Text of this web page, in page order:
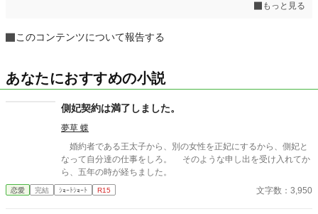
もっと見る
このコンテンツについて報告する
あなたにおすすめの小説
側妃契約は満了しました。
夢草 蝶
婚約者である王太子から、別の女性を正妃にするから、側妃と
なって自分達の仕事をしろ。 そのような申し出を受け入れてか
ら、五年の時が経ちました。
恋愛 完結 ｼｮｰﾄｼｮｰﾄ R15 文字数：3,950